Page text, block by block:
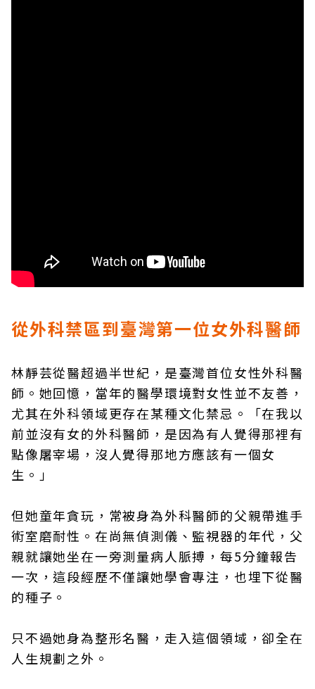
從外科禁區到臺灣第一位女外科醫師
林靜芸從醫超過半世紀，是臺灣首位女性外科醫
師。她回憶，當年的醫學環境對女性並不友善，
尤其在外科領域更存在某種文化禁忌。「在我以
前並沒有女的外科醫師，是因為有人覺得那裡有
點像屠宰場，沒人覺得那地方應該有一個女
生。」
但她童年貪玩，常被身為外科醫師的父親帶進手
術室磨耐性。在尚無偵測儀、監視器的年代，父
親就讓她坐在一旁測量病人脈搏，每5分鐘報告
一次，這段經歷不僅讓她學會專注，也埋下從醫
的種子。
只不過她身為整形名醫，走入這個領域，卻全在
人生規劃之外。